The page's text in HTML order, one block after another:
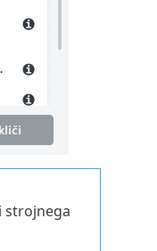
strojnega